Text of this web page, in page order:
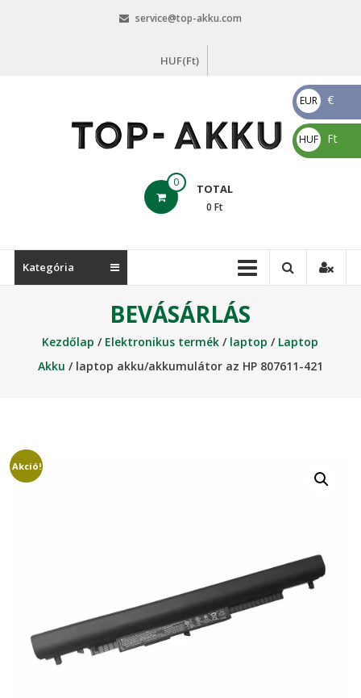
service@top-akku.com
HUF(Ft)
akku.com
0 TOTAL
0 Ft
Kategória
BEVÁSÁRLÁS
Kezdőlap / Elektronikus termék / laptop / Laptop
Akku / laptop akku/akkumulátor az HP 807611-421
Akció!
EUR
€
€
HUF
Ft
Ft